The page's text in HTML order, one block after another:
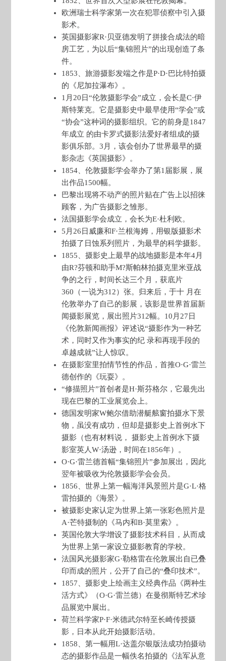
欧洲瑞士科学家第一次在犯罪侦察中引入摄
影术。
英国摄影家R·贝亚德发明了拼接合成法的暗
房工艺，为以后“集锦照片”的出现创造了条
件。
1853、旅游摄影发端之作是P·D·巴比特拍摄
的《尼加拉瀑布》。
1月20日“伦敦摄影学会”成立，会长是C·伊
斯特莱克。它是摄影史中最早使用“学会”或
“协会”这种词的摄影组织。它的前身是1847
年成立 的由卡罗式摄影法爱好者组成的摄
影俱乐部。3月，该会创办了世界最早的摄
影杂志《英国摄影》。
1854、伦敦摄影学会举办了第1届影展，展
出作品1500幅。
巴黎出现将不动产的照片贴在广告上以招徕
顾客，为广告摄影之雏形。
法国摄影学会成立，会长为E·杜利欧。
5月26日威廉和F·兰根海姆，用银版摄影术
拍摄了日蚀系列照片，为最早的科学摄影。
1855、摄影史上最早的战地摄影是本年4月
由R?芬顿和助手M?斯帕林拍摄克里米亚战
争的之行，时间长达三个月，获底片
360（一说为312）张。归来后，于十 月在
伦敦举办了自己的影展，该影是世界首届新
闻摄影展览，展出照片312幅。10月27日
《伦敦新闻画报》评述说“摄影作为一种艺
术，同时又作为事实的纪 录和再现手段的
卓越成就”让人惊叹。
在摄影室里拍情节性的作品，首推O·G·雷兰
德创作的《玩耍》。
“修描照片”首创者是H·斯芬格尔，它最先出
现在巴黎的工业展览会上。
德国发明家W鲍尔借助潜艇舷窗拍摄水下景
物，虽没有成功，但却是摄影史上首例水下
摄影（也有材料说， 摄影史上首例水下摄
影室英人W·汤逊，时间在1856年）。
O·G·雷兰德首幅“集锦照片”参加展出，因此
翌年被吸收为伦敦摄影学会会员。
1856、世界上第一幅海洋风景照片是G·L·格
雷拍摄的《海景》。
被摄影史家认定为世界上第一张彩色照片是
A·芒特摄制的《马内和B·莫里索》。
英国伦敦大学增设了摄影技术科目，从而成
为世界上第一家设立摄影教育的学校。
法国风光摄影家G·勒格雷在伦敦展出自已叠
印而成的照片，公开了自己的“叠印技术”。
1857、摄影史上绘画主义经典作品《两种生
活方式》（O·G·雷兰德）在曼彻斯特艺术珍
品展览中展出。
荷兰科学家P·F·米德武尔特至长崎传授摄
影，日本从此开始摄影活动。
1858、第一幅用L·达盖尔银版法成功拍摄动
态的摄影作品是一幅佚名拍摄的《法军从意